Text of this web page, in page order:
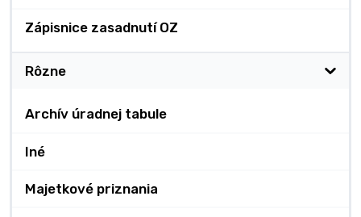
Zápisnice zasadnutí OZ
Rôzne
Archív úradnej tabule
Iné
Majetkové priznania